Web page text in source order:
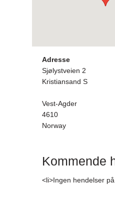
Adresse
Sjølystveien 2
Kristiansand S
Vest-Agder
4610
Norway
Kommende
<li>Ingen hendelser